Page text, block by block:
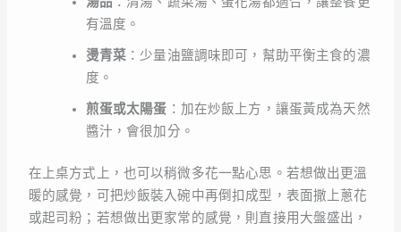
有溫度。
燙青菜 ：少量油鹽調味即可，幫助平衡主食的濃
度。
煎蛋或太陽蛋 ：加在炒飯上方，讓蛋黃成為天然
醬汁，會很加分。
在上桌方式上，也可以稍微多花一點心思。若想做出更溫
暖的感覺，可把炒飯裝入碗中再倒扣成型，表面撒上蔥花
或起司粉；若想做出更家常的感覺，則直接用大盤盛出，